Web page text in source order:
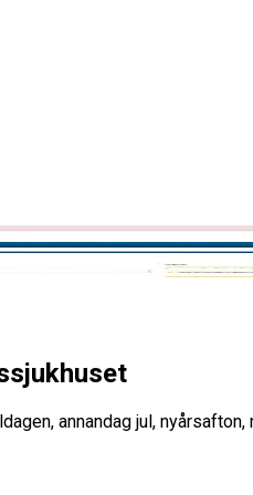
annandag jul,